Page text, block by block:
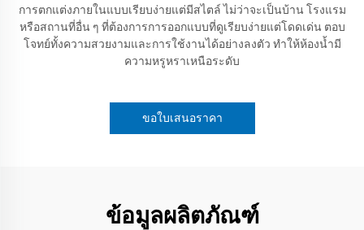
การตกแต่งภายในแบบเรียบง่ายแต่มีสไตล์ ไม่ว่าจะเป็นบ้าน โรงแรม
หรือสถานที่อื่น ๆ ที่ต้องการการออกแบบที่ดูเรียบง่ายแต่โดดเด่น ตอบ
โจทย์ทั้งความสวยงามและการใช้งานได้อย่างลงตัว ทำให้ห้องน้ำมี
ความหรูหราเหนือระดับ
ขอใบเสนอราคา
ข้อมูลผลิตภัณฑ์